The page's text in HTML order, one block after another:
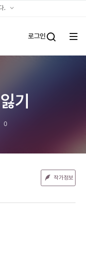
. 공식
로그인
전체
기
댓글수
0